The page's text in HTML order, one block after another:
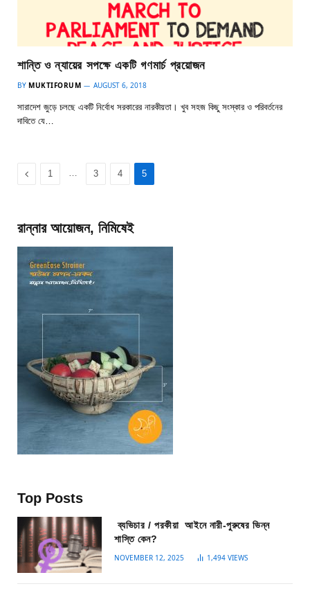
শান্তি ও ন্যায়ের সপক্ষে একটি গণমার্চ প্রয়োজন
BY MUKTIFORUM AUGUST 6, 2018
সারাদেশ জুড়ে চলছে একটি নির্বোধ সরকারের নারকীয়তা। খুব সহজ কিছু সংস্কার ও পরিবর্তনের
দাবিতে যে…
Previous
1 3 4 5
রান্নার আয়োজন, নিমিষেই
Top Posts
ব্যভিচার / পরকীয়া আইনে নারী-পুরুষের ভিন্ন
শাস্তি কেন?
NOVEMBER 12, 2025 1,494 VIEWS